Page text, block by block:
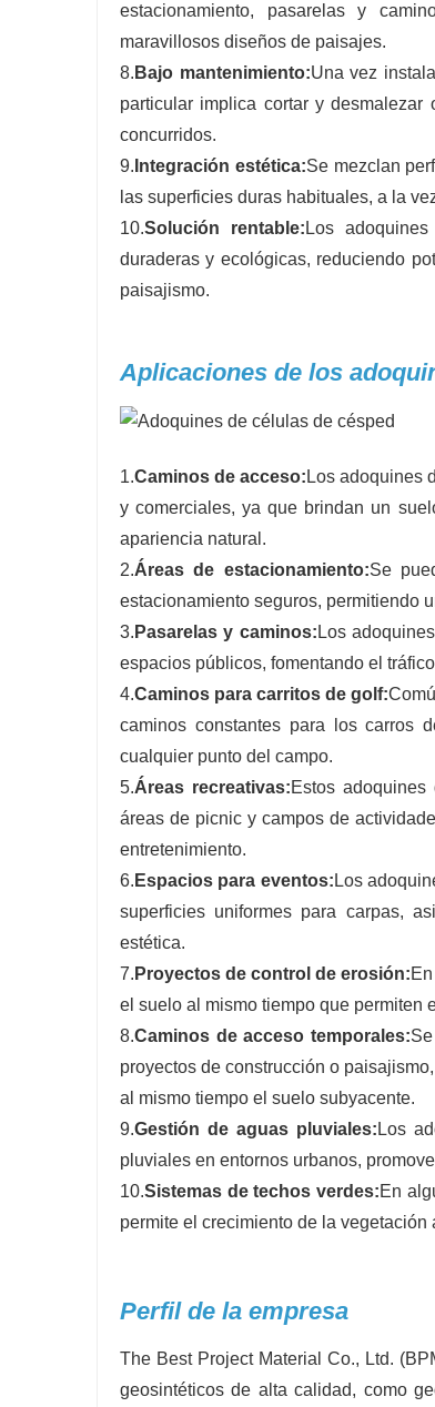
estacionamiento, pasarelas y
maravillosos diseños de paisajes.
8. Bajo mantenimiento:Una vez
particular implica cortar y
concurridos.
9. Integración estética:Se mezclan
las superficies duras habituales, a la
10.Solución rentable: Los
duraderas y ecológicas, reduciendo
paisajismo.
Aplicaciones de los
1.Caminos de acceso: Los adoquines
y comerciales, ya que brindan un
apariencia natural.
2.Áreas de estacionamiento:Se
estacionamiento seguros, permitiendo
3. Pasarelas y caminos: Los
espacios públicos, fomentando el
4.Caminos para carritos de golf:
caminos constantes para los carros
cualquier punto del campo.
5.Áreas recreativas:Estos
áreas de picnic y campos de
entretenimiento.
6. Espacios para eventos: Los
superficies uniformes para carpas,
estética.
7. Proyectos de control de erosión:
el suelo al mismo tiempo que permiten
8.Caminos de acceso temporales:
proyectos de construcción o
al mismo tiempo el suelo subyacente.
9.Gestión de aguas pluviales: Los
pluviales en entornos urbanos,
10.Sistemas de techos verdes:En
permite el crecimiento de la
Perfil de la empresa
The Best Project Material Co., Ltd.
geosintéticos de alta calidad, como